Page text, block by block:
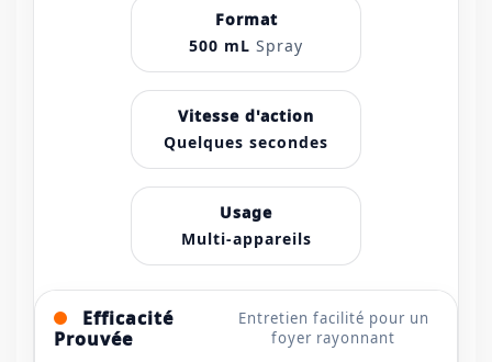
Format
500 mL Spray
Vitesse d'action
Quelques secondes
Usage
Multi-appareils
Efficacité
Prouvée
Entretien facilité pour un
foyer rayonnant